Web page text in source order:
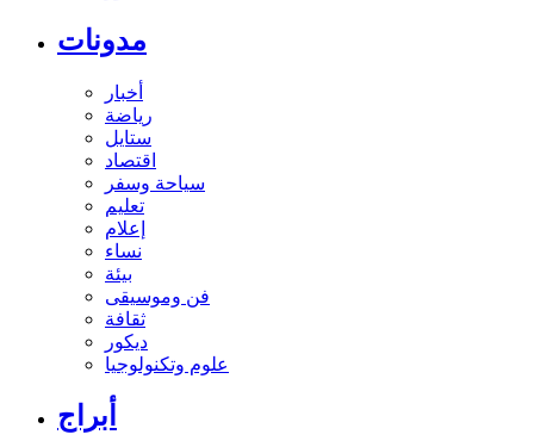
مدونات
أخبار
رياضة
ستايل
اقتصاد
سياحة وسفر
تعليم
إعلام
نساء
بيئة
فن وموسيقى
ثقافة
ديكور
علوم وتكنولوجيا
أبراج